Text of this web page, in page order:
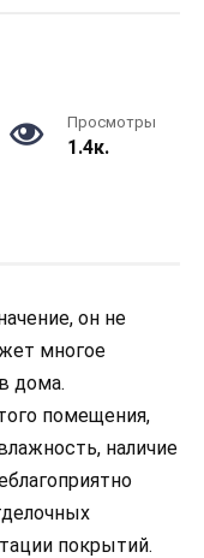
Просмотры
1.4к.
он не
многое
дома.
помещения,
наличие
покрытий.